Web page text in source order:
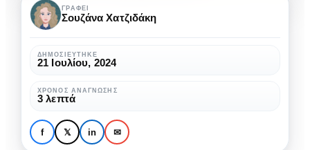
MAX ΤΑΞΊΔΙΑ ΑΦΡΙΚΉ
Μαδαγασκάρη:
Ταξιδεύοντας στην
Μαδαγασκάρη:
Ταξιδεύοντας
στην
όγδοη
ήπειρο
ΓΡΆΦΕΙ
Σουζάνα Χατζιδάκη
ΔΗΜΟΣΙΕΎΤΗΚΕ
21 Ιουλίου, 2024
ΧΡΌΝΟΣ ΑΝΆΓΝΩΣΗΣ
3 λεπτά
f 𝕏 in ✉